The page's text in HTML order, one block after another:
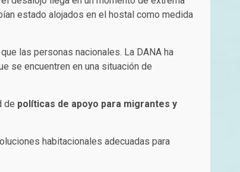
estado alojados en el hostal como medida
las personas nacionales. La DANA ha
se encuentren en una situación de
de políticas de apoyo para migrantes y
habitacionales adecuadas para